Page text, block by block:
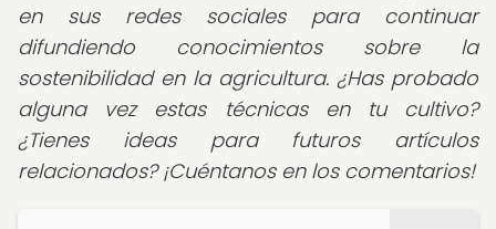
en sus redes sociales para continuar
difundiendo conocimientos sobre la
sostenibilidad en la agricultura. ¿Has probado
alguna vez estas técnicas en tu cultivo?
¿Tienes ideas para futuros artículos
relacionados? ¡Cuéntanos en los comentarios!